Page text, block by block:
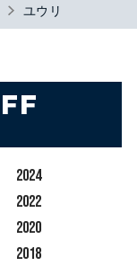
ユウリ
2024
2022
2020
2018